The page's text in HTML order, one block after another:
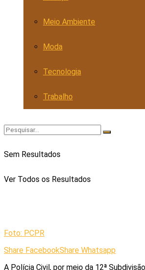
Meio Ambiente
Moda
Tecnologia
Trabalho
Sem Resultados
Ver Todos os Resultados
Foto: PCPR
Share FacebookShare Whatsapp
A Polícia Civil, por meio da 12ª